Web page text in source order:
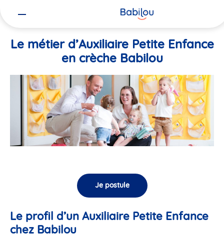
Le métier d’Auxiliaire Petite Enfance
en crèche Babilou
Je postule
Le profil d’un Auxiliaire Petite Enfance
chez Babilou